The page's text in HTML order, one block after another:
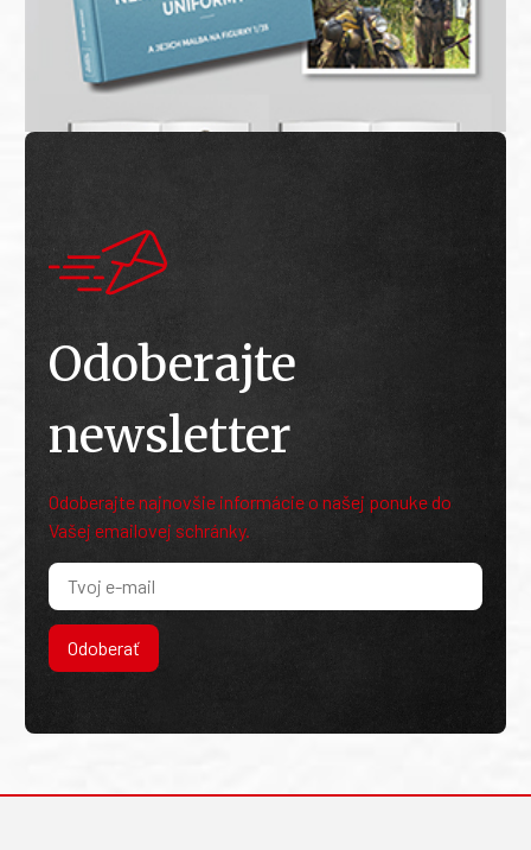
Odoberajte
newsletter
Odoberajte najnovšie informácie o našej ponuke do
Vašej emailovej schránky.
Odoberať